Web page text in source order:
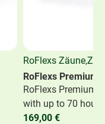
RoFlexs Zäune,
RoFlexs Premium
RoFlexs Premium
with up to 70
169,00 €